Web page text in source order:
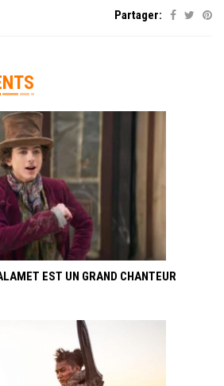
Partager:
EST UN GRAND CHANTEUR